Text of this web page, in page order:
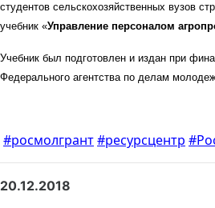
студентов сельскохозяйственных вузов
учебник «Управление персоналом
Учебник был подготовлен и издан при
Федерального агентства по делам
#росмолгрант#ресурсцентр
20.12.2018